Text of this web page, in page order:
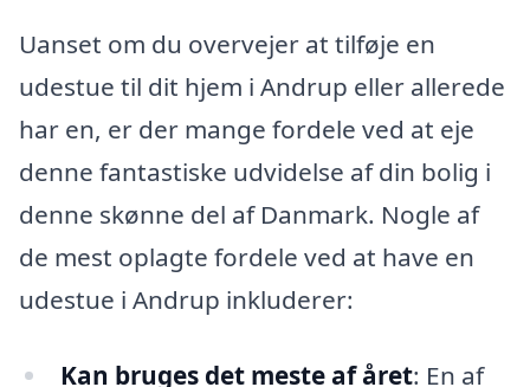
Uanset om du overvejer at tilføje en
udestue til dit hjem i Andrup eller allerede
har en, er der mange fordele ved at eje
denne fantastiske udvidelse af din bolig i
denne skønne del af Danmark. Nogle af
de mest oplagte fordele ved at have en
udestue i Andrup inkluderer:
Kan bruges det meste af året: En af